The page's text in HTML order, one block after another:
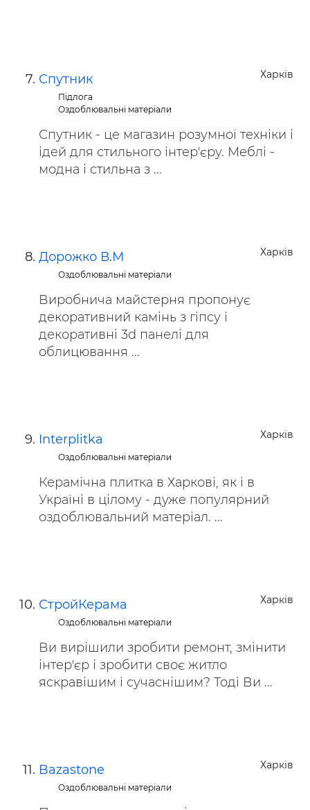
Харків
Спутник
Підлога
Оздоблювальні матеріали
Спутник - це магазин розумної техніки і
ідей для стильного інтер'єру. Меблі -
модна і стильна з ...
Харків
Дорожко В.М
Оздоблювальні матеріали
Виробнича майстерня пропонує
декоративний камінь з гіпсу і
декоративні 3d панелі для
облицювання ...
Харків
Interplitka
Оздоблювальні матеріали
Керамічна плитка в Харкові, як і в
Україні в цілому - дуже популярний
оздоблювальний матеріал. ...
Харків
СтройКерама
Оздоблювальні матеріали
Ви вирішили зробити ремонт, змінити
інтер'єр і зробити своє житло
яскравішим і сучаснішим? Тоді Ви ...
Харків
Bazastone
Оздоблювальні матеріали